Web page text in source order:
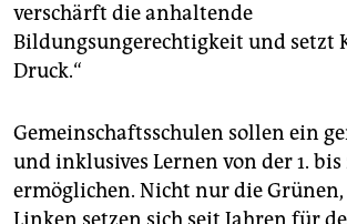
verschärft die anhaltende
Bildungsungerechtigkeit und setzt
Druck.“
Gemeinschaftsschulen sollen ein
und inklusives Lernen von der 1. bis
ermöglichen. Nicht nur die Grünen,